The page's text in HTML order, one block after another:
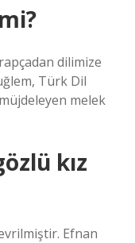
dilimize
Türk Dil
melek
kız
Efnan